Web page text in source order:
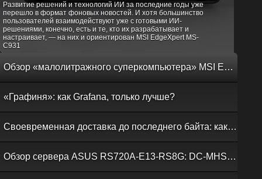
Развитие решений и технологий ИИ за последние годы уже
перешло в формат фоновых новостей. И хотя большинство
пользователей взаимодействуют уже с готовыми ИИ-
решениями, конечно, есть и те, кто их разрабатывает и
настраивает, — на них и ориентирован MSI EdgeXpert MS-
C931
Обзор «малолитражного суперкомпьютера» MSI EdgeXpert MS-C931
«Графиня»: как Grafana, только лучше?
Своевременная доставка до последнего байта: как российская сеть Curator CDN совмещает скорость, безопасность и гибкость управления
Обзор сервера ASUS RS720A-E13-RS8G: DC-MHS во всей красе